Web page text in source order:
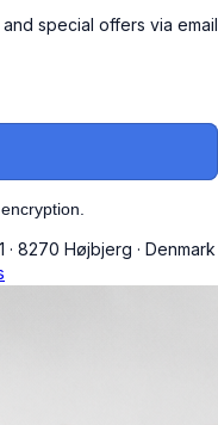
special offers via email
· 8270 Højbjerg · Denmark